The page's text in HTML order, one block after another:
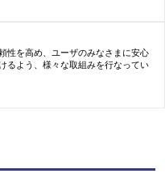
性を高め、ユーザのみなさまに安心
るよう、様々な取組みを行なってい